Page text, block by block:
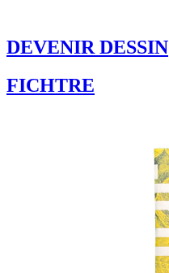
DEVENIR DESSIN
FICHTRE